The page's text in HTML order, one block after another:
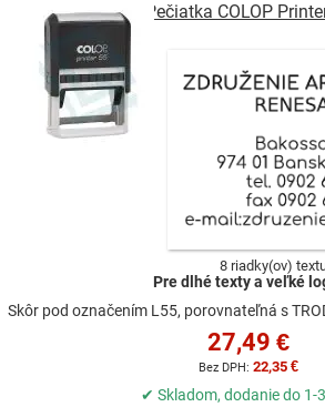
Pečiatka COLOP
8 riadky(ov)
Pre dlhé texty a veľké
Skôr pod označením L55, porovnateľná s
27,49 €
22,35 €
✔ Skladom, dodanie do 1-